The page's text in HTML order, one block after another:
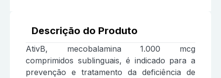
Descrição do Produto
AtivB, mecobalamina 1.000 mcg
comprimidos sublinguais, é indicado para a
prevenção e tratamento da deficiência de